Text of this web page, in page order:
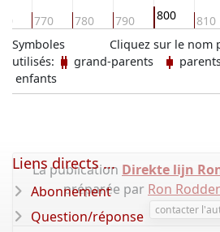
770 780 790 800 810
Cliquez sur le
Symboles
utilisés:
grand-parents
enfants
La publication Direkte lijn
préparée par Ron
contacter
Liens directs ...
Abonnement
Question/réponse